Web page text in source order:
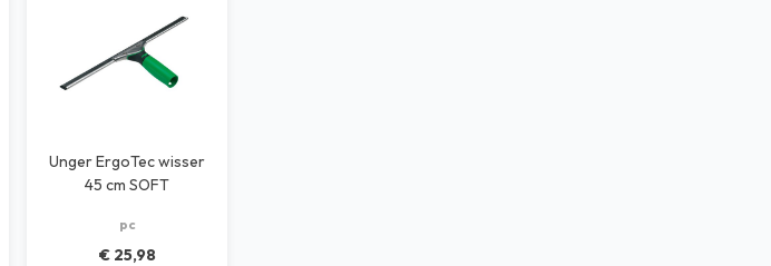
Unger ErgoTec wisser
45 cm SOFT
pc
€ 25,98